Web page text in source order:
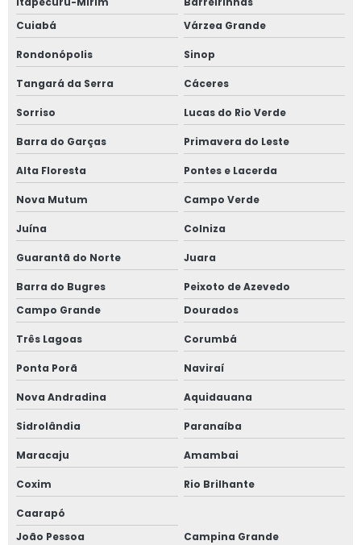
Cuiabá
Várzea Grande
Rondonópolis Sinop
Tangará da Serra Cáceres
Sorriso Lucas do Rio Verde
Barra do Garças Primavera do Leste
Alta Floresta Pontes e Lacerda
Nova Mutum Campo Verde
Juína Colniza
Guarantã do Norte Juara
Barra do Bugres
Peixoto de Azevedo
Campo Grande
Dourados
Três Lagoas Corumbá
Ponta Porã Naviraí
Nova Andradina Aquidauana
Sidrolândia Paranaíba
Maracaju Amambai
Coxim Rio Brilhante
Caarapó
João Pessoa
Campina Grande